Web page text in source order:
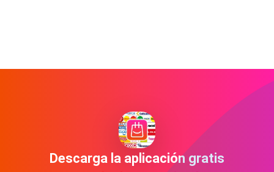
Descarga la aplicación gratis